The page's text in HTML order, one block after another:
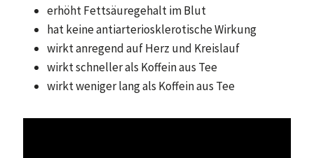
erhöht Fettsäuregehalt im Blut
hat keine antiarteriosklerotische Wirkung
wirkt anregend auf Herz und Kreislauf
wirkt schneller als Koffein aus Tee
wirkt weniger lang als Koffein aus Tee